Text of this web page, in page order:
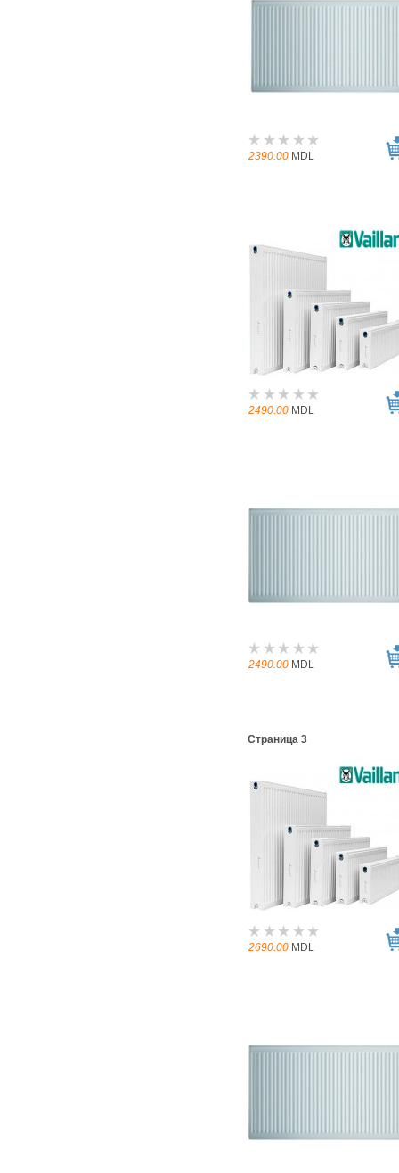
2390.00 MDL
2490.00 MDL
2490.00 MDL
Страница 3
2690.00 MDL